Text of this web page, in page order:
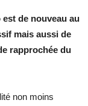
de nouveau au
mais aussi de
rapprochée du
non moins